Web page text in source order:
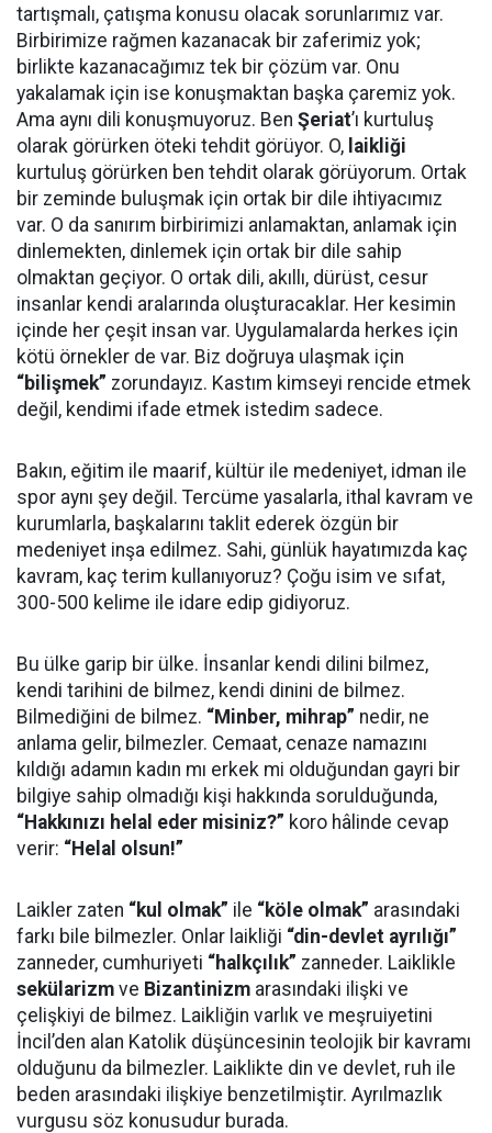
tartışmalı, çatışma konusu olacak sorunlarımız var.
Birbirimize rağmen kazanacak bir zaferimiz yok;
birlikte kazanacağımız tek bir çözüm var. Onu
yakalamak için ise konuşmaktan başka çaremiz yok.
Ama aynı dili konuşmuyoruz. Ben Şeriat’ı kurtuluş
olarak görürken öteki tehdit görüyor. O, laikliği
kurtuluş görürken ben tehdit olarak görüyorum. Ortak
bir zeminde buluşmak için ortak bir dile ihtiyacımız
var. O da sanırım birbirimizi anlamaktan, anlamak için
dinlemekten, dinlemek için ortak bir dile sahip
olmaktan geçiyor. O ortak dili, akıllı, dürüst, cesur
insanlar kendi aralarında oluşturacaklar. Her kesimin
içinde her çeşit insan var. Uygulamalarda herkes için
kötü örnekler de var. Biz doğruya ulaşmak için
“bilişmek” zorundayız. Kastım kimseyi rencide etmek
değil, kendimi ifade etmek istedim sadece.
Bakın, eğitim ile maarif, kültür ile medeniyet, idman ile
spor aynı şey değil. Tercüme yasalarla, ithal kavram ve
kurumlarla, başkalarını taklit ederek özgün bir
medeniyet inşa edilmez. Sahi, günlük hayatımızda kaç
kavram, kaç terim kullanıyoruz? Çoğu isim ve sıfat,
300-500 kelime ile idare edip gidiyoruz.
Bu ülke garip bir ülke. İnsanlar kendi dilini bilmez,
kendi tarihini de bilmez, kendi dinini de bilmez.
Bilmediğini de bilmez. “Minber, mihrap” nedir, ne
anlama gelir, bilmezler. Cemaat, cenaze namazını
kıldığı adamın kadın mı erkek mi olduğundan gayri bir
bilgiye sahip olmadığı kişi hakkında sorulduğunda,
“Hakkınızı helal eder misiniz?” koro hâlinde cevap
verir: “Helal olsun!”
Laikler zaten “kul olmak” ile “köle olmak” arasındaki
farkı bile bilmezler. Onlar laikliği “din-devlet ayrılığı”
zanneder, cumhuriyeti “halkçılık” zanneder. Laiklikle
sekülarizm ve Bizantinizm arasındaki ilişki ve
çelişkiyi de bilmez. Laikliğin varlık ve meşruiyetini
İncil’den alan Katolik düşüncesinin teolojik bir kavramı
olduğunu da bilmezler. Laiklikte din ve devlet, ruh ile
beden arasındaki ilişkiye benzetilmiştir. Ayrılmazlık
vurgusu söz konusudur burada.